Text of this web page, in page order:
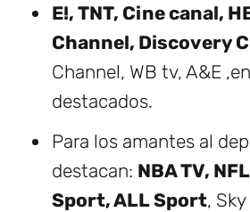
E!, TNT, Cine canal,
Channel, Discovery
Channel, WB tv, A&E
destacados.
Para los amantes al
destacan: NBA TV,
Sport, ALL Sport,